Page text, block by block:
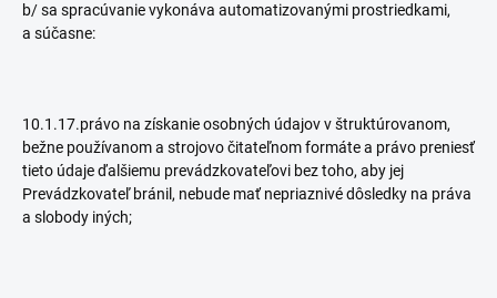
b/ sa spracúvanie vykonáva automatizovanými prostriedkami,
a súčasne:
10.1.17.právo na získanie osobných údajov v štruktúrovanom,
bežne používanom a strojovo čitateľnom formáte a právo preniesť
tieto údaje ďalšiemu prevádzkovateľovi bez toho, aby jej
Prevádzkovateľ bránil, nebude mať nepriaznivé dôsledky na práva
a slobody iných;